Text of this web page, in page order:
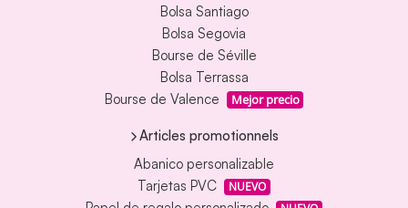
Bolsa Santiago
Bolsa Segovia
Bourse de Séville
Bolsa Terrassa
Bourse de Valence
Mejor precio
Articles promotionnels
Abanico personalizable
Tarjetas PVC
NUEVO